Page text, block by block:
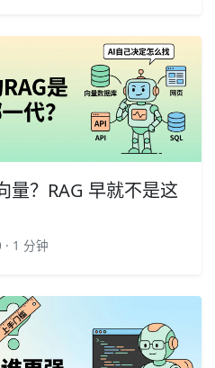
量？RAG 早就不是这
1 分钟